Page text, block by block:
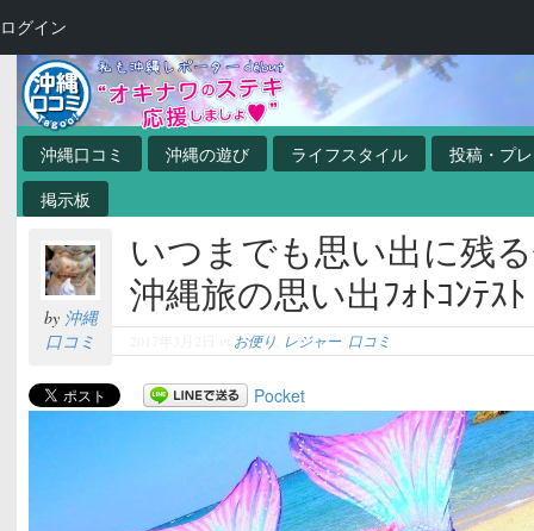
沖縄口コミ 沖縄の遊び ライフスタイル
投稿・プ
掲示板
by 沖縄
口コミ
いつまでも思い出に残
沖縄旅の思い出ﾌｫﾄｺﾝﾃｽﾄ
お便り レジャー 口コミ
Pocket
ログイン